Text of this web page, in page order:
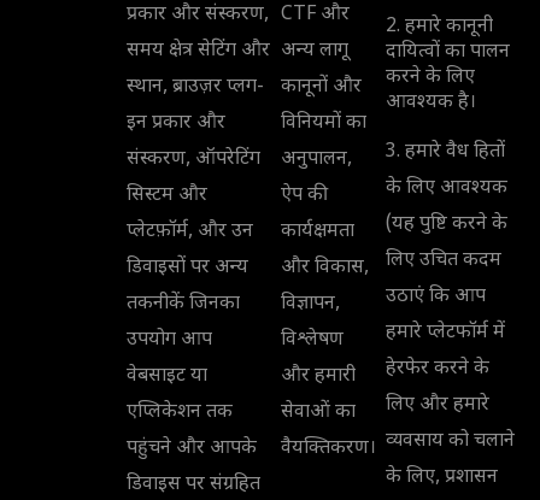
प्रकार और संस्करण,
समय क्षेत्र सेटिंग और
स्थान, ब्राउज़र प्लग-
इन प्रकार और
संस्करण, ऑपरेटिंग
सिस्टम और
प्लेटफ़ॉर्म, और उन
डिवाइसों पर अन्य
तकनीकें जिनका
उपयोग आप
वेबसाइट या
एप्लिकेशन तक
पहुंचने और आपके
डिवाइस पर संग्रहित
CTF और
अन्य लागू
कानूनों और
विनियमों का
अनुपालन,
ऐप की
कार्यक्षमता
और विकास,
विज्ञापन,
विश्लेषण
और हमारी
सेवाओं का
वैयक्तिकरण।
2. हमारे कानूनी
दायित्वों का पालन
करने के लिए
आवश्यक है।
3. हमारे वैध हितों
के लिए आवश्यक
(यह पुष्टि करने के
लिए उचित कदम
उठाएं कि आप
हमारे प्लेटफॉर्म में
हेरफेर करने के
लिए और हमारे
व्यवसाय को चलाने
के लिए, प्रशासन